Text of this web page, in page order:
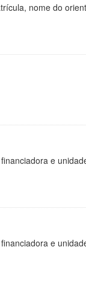
nome do
e
e